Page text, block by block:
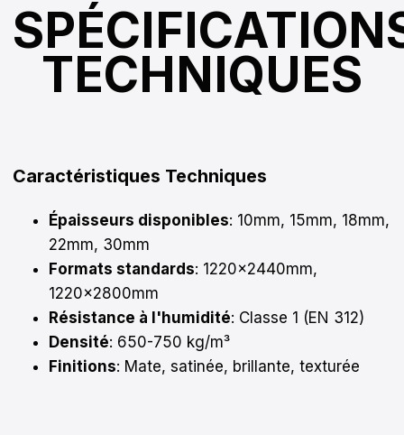
TECHNIQUES
Caractéristiques Techniques
Épaisseurs disponibles: 10mm, 15mm, 18mm,
22mm, 30mm
Formats standards: 1220x2440mm,
1220x2800mm
Résistance à l'humidité: Classe 1 (EN 312)
Densité: 650-750 kg/m³
Finitions: Mate, satinée, brillante, texturée